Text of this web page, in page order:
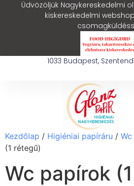
Üdvözöljük Nagykereskedelmi
kiskereskedelmi
1033 Budapest,
Kezdőlap / Higiéniai papíráru /
(1 rétegű)
Wc papírok